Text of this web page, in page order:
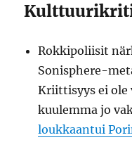
Rokkipoliisit
Sonisphere-
Kriittisyys ei ole
kuulemma jo
loukkaantui